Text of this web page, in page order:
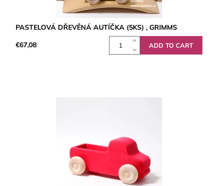
PASTELOVÁ DŘEVĚNÁ AUTÍČKA (5KS) , GRIMMS
€67,08